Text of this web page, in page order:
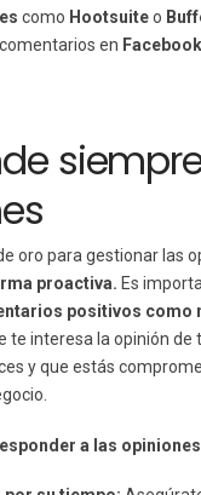
como Hootsuiteo
en
oro para gestionar las
proactiva. Es
positivos como
te interesa la opinión de
y que estás
a las